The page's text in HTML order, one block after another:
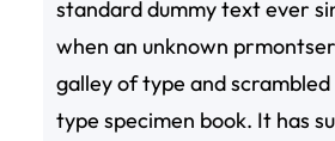
standard dummy text ever
when an unknown
galley of type and
type specimen book. It has